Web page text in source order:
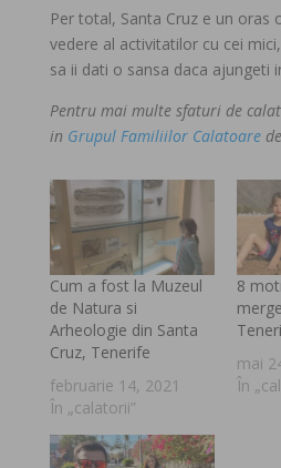
Per total, Santa Cruz e un oras
vedere al activitatilor cu cei
sa ii dati o sansa daca ajungeti
Pentru mai multe sfaturi de
in Grupul Familiilor Calatoare
Cum a fost la Muzeul
de Natura si
Arheologie din Santa
Cruz, Tenerife
februarie 14, 2021
În „calatorii”
8
mai
În